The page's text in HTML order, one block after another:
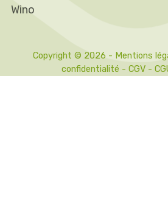
Wino
Copyright © 2026 - Mentions
confidentialité - CGV -